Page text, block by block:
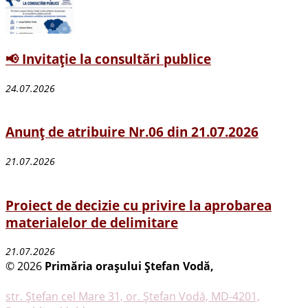
📢 Invitație la consultări publice
24.07.2026
Anunț de atribuire Nr.06 din 21.07.2026
21.07.2026
Proiect de decizie cu privire la aprobarea
materialelor de delimitare
21.07.2026
© 2026 Primăria oraşului Ştefan Vodă,
str. Ştefan cel Mare 31, or. Ştefan Vodă, MD-4201,